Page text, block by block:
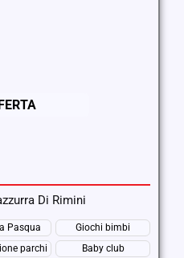
Di Rimini
Pasqua
Giochi bimbi
parchi
Baby club